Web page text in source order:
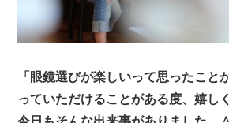
「眼鏡選びが楽しいって思ったこと
っていただけることがある度、嬉し